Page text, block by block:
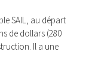
SAIL, au départ
de dollars (280
Il a une